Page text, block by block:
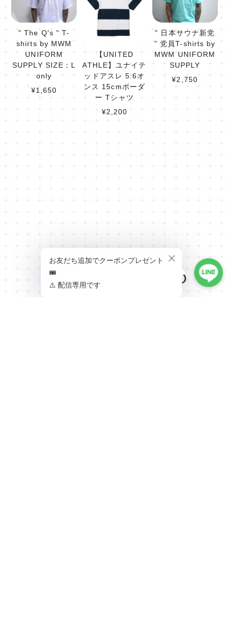
" The Q's " T-
shirts by MWM
UNIFORM
SUPPLY SIZE：L
only
¥1,650
【UNITED
ATHLE】ユナイテ
ッドアスレ 5.6オ
ンス 15cmボーダ
ー Tシャツ
¥2,200
" 日本サウナ新党
" 党員T-shirts by
MWM UNIFORM
SUPPLY
¥2,750
RECENTLY VIEWED